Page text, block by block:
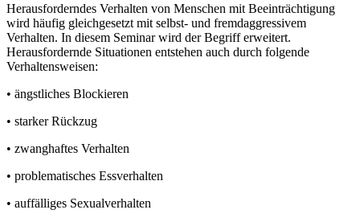
Herausforderndes Verhalten von Menschen mit Beeinträchtigung
wird häufig gleichgesetzt mit selbst- und fremdaggressivem
Verhalten. In diesem Seminar wird der Begriff erweitert.
Herausfordernde Situationen entstehen auch durch folgende
Verhaltensweisen:
• ängstliches Blockieren
• starker Rückzug
• zwanghaftes Verhalten
• problematisches Essverhalten
• auffälliges Sexualverhalten